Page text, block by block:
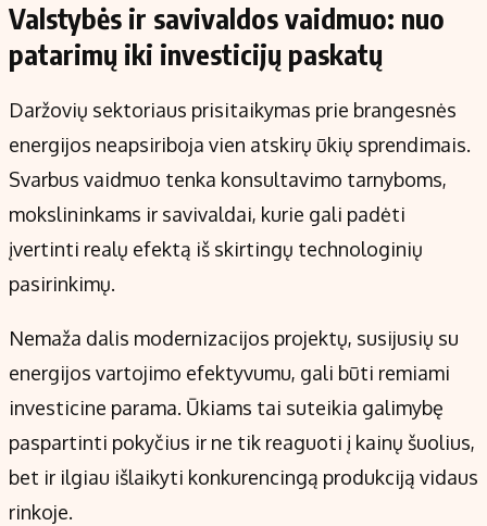
Valstybės ir savivaldos vaidmuo: nuo
patarimų iki investicijų paskatų
Daržovių sektoriaus prisitaikymas prie brangesnės
energijos neapsiriboja vien atskirų ūkių sprendimais.
Svarbus vaidmuo tenka konsultavimo tarnyboms,
mokslininkams ir savivaldai, kurie gali padėti
įvertinti realų efektą iš skirtingų technologinių
pasirinkimų.
Nemaža dalis modernizacijos projektų, susijusių su
energijos vartojimo efektyvumu, gali būti remiami
investicine parama. Ūkiams tai suteikia galimybę
paspartinti pokyčius ir ne tik reaguoti į kainų šuolius,
bet ir ilgiau išlaikyti konkurencingą produkciją vidaus
rinkoje.